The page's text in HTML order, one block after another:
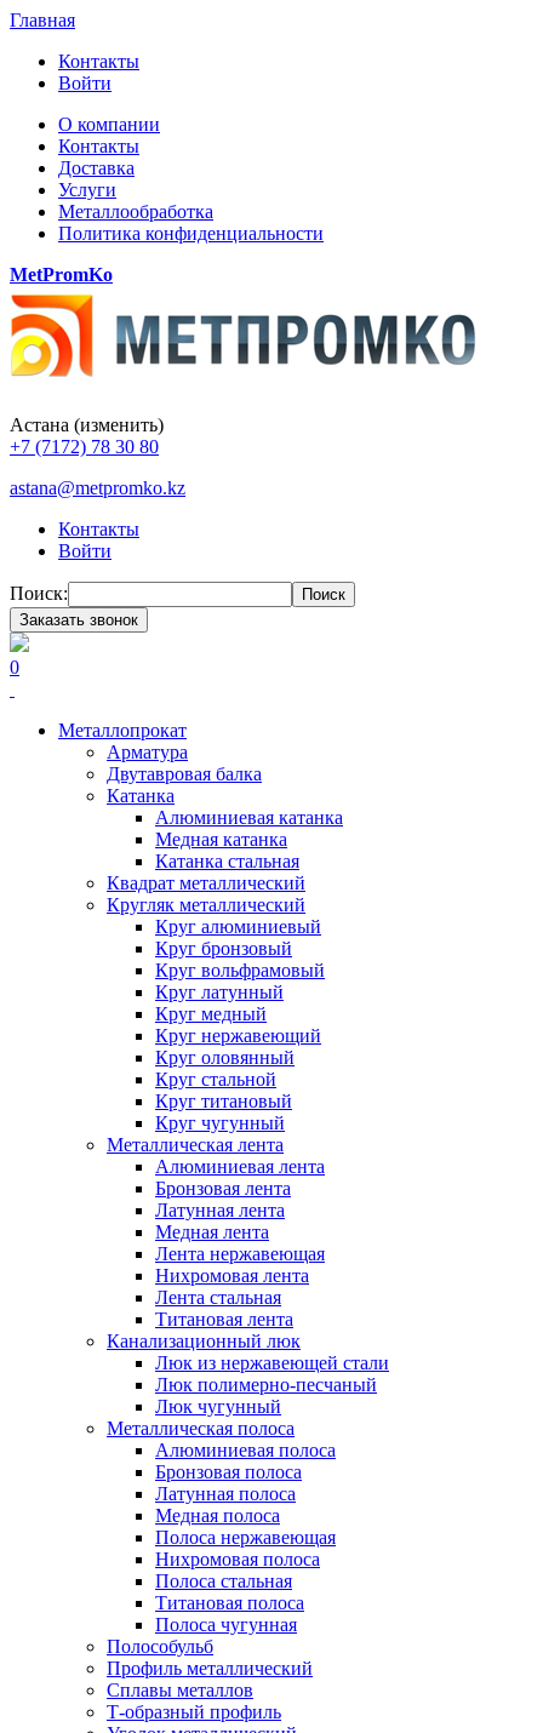
Главная
Контакты
Войти
О компании
Контакты
Доставка
Услуги
Металлообработка
Политика конфиденциальности
MetPromKo
Астана (изменить)
+7 (7172) 78 30 80
astana@metpromko.kz
Контакты
Войти
Поиск:
Поиск
Заказать звонок
0
Металлопрокат
Арматура
Двутавровая балка
Катанка
Алюминиевая катанка
Медная катанка
Катанка стальная
Квадрат металлический
Кругляк металлический
Круг алюминиевый
Круг бронзовый
Круг вольфрамовый
Круг латунный
Круг медный
Круг нержавеющий
Круг оловянный
Круг стальной
Круг титановый
Круг чугунный
Металлическая лента
Алюминиевая лента
Бронзовая лента
Латунная лента
Медная лента
Лента нержавеющая
Нихромовая лента
Лента стальная
Титановая лента
Канализационный люк
Люк из нержавеющей стали
Люк полимерно-песчаный
Люк чугунный
Металлическая полоса
Алюминиевая полоса
Бронзовая полоса
Латунная полоса
Медная полоса
Полоса нержавеющая
Нихромовая полоса
Полоса стальная
Титановая полоса
Полоса чугунная
Полособульб
Профиль металлический
Сплавы металлов
Т-образный профиль